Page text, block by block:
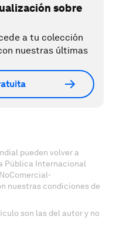
sobre
a tu colección
nuestras últimas
pueden volver a
Pública Internacional
nuestras condiciones de
son las del autor y no